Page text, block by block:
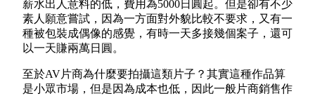
薪水出人意料的低，費用為5000日圓起。但是卻有不少
素人願意嘗試，因為一方面對外貌比較不要求，又有一
種被包裝成偶像的感覺，有時一天多接幾個案子，還可
以一天賺兩萬日圓。
至於AV片商為什麼要拍攝這類片子？其實這種作品算
是小眾市場，但是因為成本也低，因此一般片商銷售作